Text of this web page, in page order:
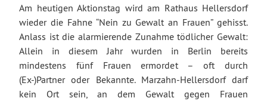
Am heutigen Aktionstag wird am Rathaus Hellersdorf
wieder die Fahne “Nein zu Gewalt an Frauen” gehisst.
Anlass ist die alarmierende Zunahme tödlicher Gewalt:
Allein in diesem Jahr wurden in Berlin bereits
mindestens fünf Frauen ermordet – oft durch
(Ex-)Partner oder Bekannte. Marzahn-Hellersdorf darf
kein Ort sein, an dem Gewalt gegen Frauen